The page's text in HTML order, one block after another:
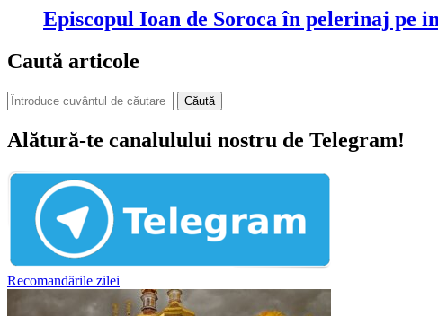
Episcopul Ioan de Soroca în pelerinaj pe
Caută articole
Căută
Alătură-te canalulului nostru de Telegram!
Recomandările zilei